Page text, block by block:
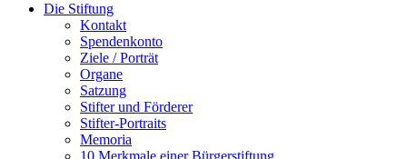
Die Stiftung
Kontakt
Spendenkonto
Ziele / Porträt
Organe
Satzung
Stifter und Förderer
Stifter-Portraits
Memoria
10 Merkmale einer Bürgerstiftung